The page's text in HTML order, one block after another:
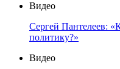
Видео
Сергей Пантелеев:
политику?»
Видео